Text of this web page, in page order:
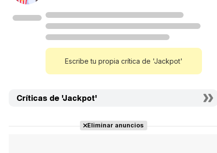
Escribe tu propia crítica de 'Jackpot'
Críticas de 'Jackpot'
Eliminar anuncios